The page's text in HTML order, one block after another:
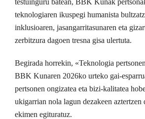
teknologiaren ikuspegi humanista
inklusioaren, jasangarritasunaren eta
zerbitzura dagoen tresna gisa ulertuta.
Begirada horrekin, «Teknologia
BBK Kunaren 2026ko urteko gai-
pertsonen ongizatea eta bizi-kalitatea
ukigarrian nola lagun dezakeen aztertzen
ekimen egituratuz.